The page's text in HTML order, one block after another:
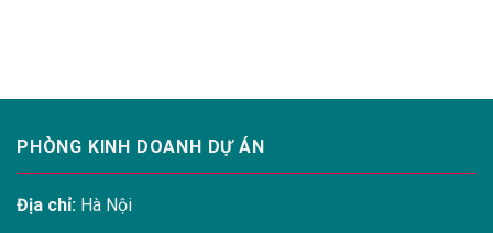
PHÒNG KINH DOANH DỰ ÁN
Địa chỉ: Hà Nội